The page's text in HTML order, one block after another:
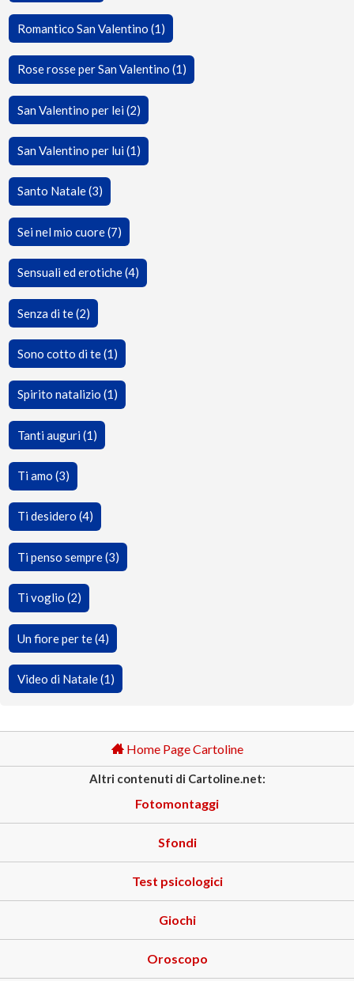
Romantico San Valentino (1)
Rose rosse per San Valentino (1)
San Valentino per lei (2)
San Valentino per lui (1)
Santo Natale (3)
Sei nel mio cuore (7)
Sensuali ed erotiche (4)
Senza di te (2)
Sono cotto di te (1)
Spirito natalizio (1)
Tanti auguri (1)
Ti amo (3)
Ti desidero (4)
Ti penso sempre (3)
Ti voglio (2)
Un fiore per te (4)
Video di Natale (1)
Home Page Cartoline
Altri contenuti di Cartoline.net:
Fotomontaggi
Sfondi
Test psicologici
Giochi
Oroscopo